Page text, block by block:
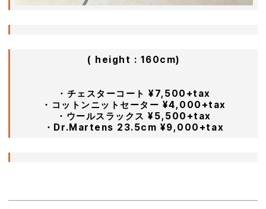
( height : 160cm)
・チェスターコート ¥7,500+tax
・コットンニットセーター ¥4,000+tax
・ウールスラックス ¥5,500+tax
・Dr.Martens 23.5cm ¥9,000+tax